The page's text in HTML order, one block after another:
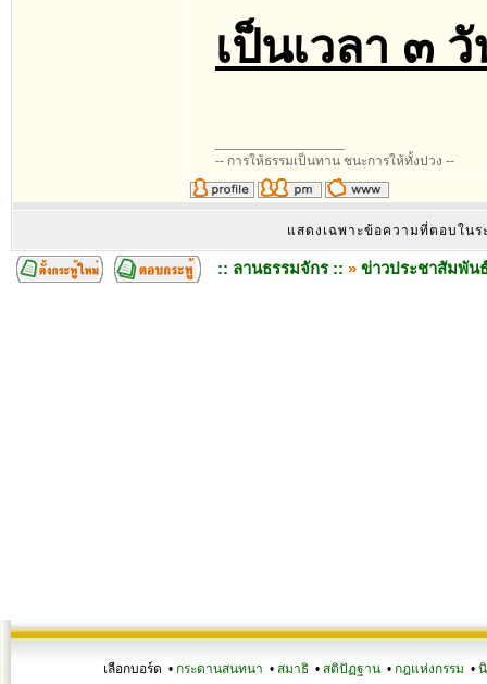
เป็นเวลา ๓
-- การให้ธรรมเป็นทาน ชนะการให้ทั้งปวง --
แสดงเฉพาะข้อความที่ตอบใน
:: ลานธรรมจักร :: » ข่าวประชาสัมพัน
เลือกบอร์ด • กระดานสนทนา • สมาธิ • สติปัฏฐาน • กฎแห่งกรรม •